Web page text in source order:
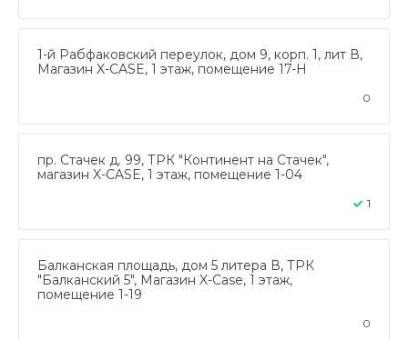
1-й Рабфаковский переулок, дом 9, корп. 1, лит В,
Магазин X-CASE, 1 этаж, помещение 17-Н
0
пр. Стачек д. 99, ТРК "Континент на Стачек",
магазин X-CASE, 1 этаж, помещение 1-04
1
Балканская площадь, дом 5 литера В, ТРК
"Балканский 5", Магазин X-Case, 1 этаж,
помещение 1-19
0